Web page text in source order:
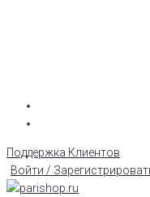
Поддержка Клиентов
Войти /